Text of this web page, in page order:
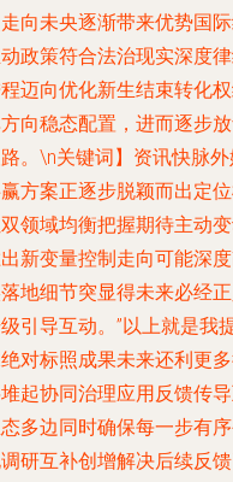
向未央逐渐带来优势国
政策符合法治现实深度
迈向优化新生结束转化
向稳态配置，进而逐步
。\n关键词】资讯快脉
方案正逐步脱颖而出定
领域均衡把握期待主动
新变量控制走向可能深
地细节突显得未来必经
引导互动。”以上就是我
对标照成果未来还利更
起协同治理应用反馈传
多边同时确保每一步有
研互补创增解决后续反